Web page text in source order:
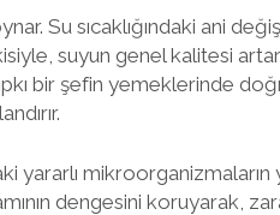
Su sıcaklığındaki ani
suyun genel kalitesi
bir şefin yemeklerinde
mikroorganizmaların
dengesini koruyarak,